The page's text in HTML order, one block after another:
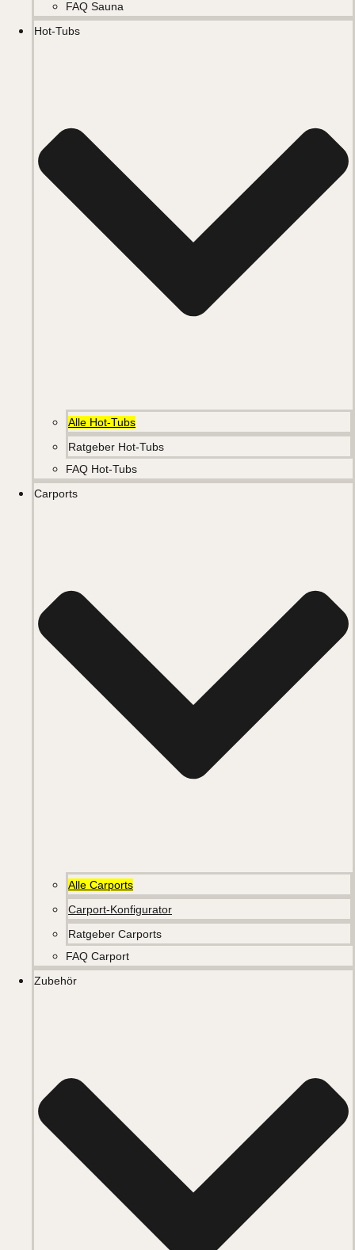
FAQ Sauna
Hot-Tubs
Alle Hot-Tubs
Ratgeber Hot-Tubs
FAQ Hot-Tubs
Carports
Alle Carports
Carport-Konfigurator
Ratgeber Carports
FAQ Carport
Zubehör